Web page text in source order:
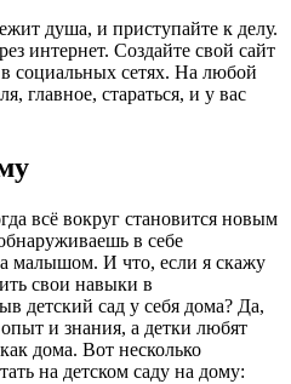
душа, и приступайте к делу.
интернет. Создайте свой сайт
социальных сетях. На любой
главное, стараться, и у вас
всё вокруг становится новым
в себе
малышом. И что, если я скажу
свои навыки в
детский сад у себя дома? Да,
и знания, а детки любят
дома. Вот несколько
на детском саду на дому: